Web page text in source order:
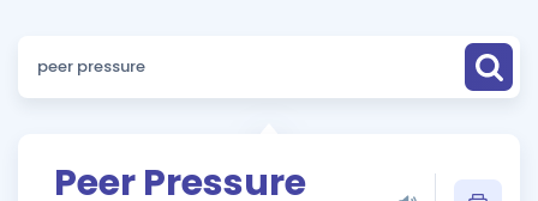
Puan Hesaplama
ÖSYM Sınav Takvimi
Peer Pressure